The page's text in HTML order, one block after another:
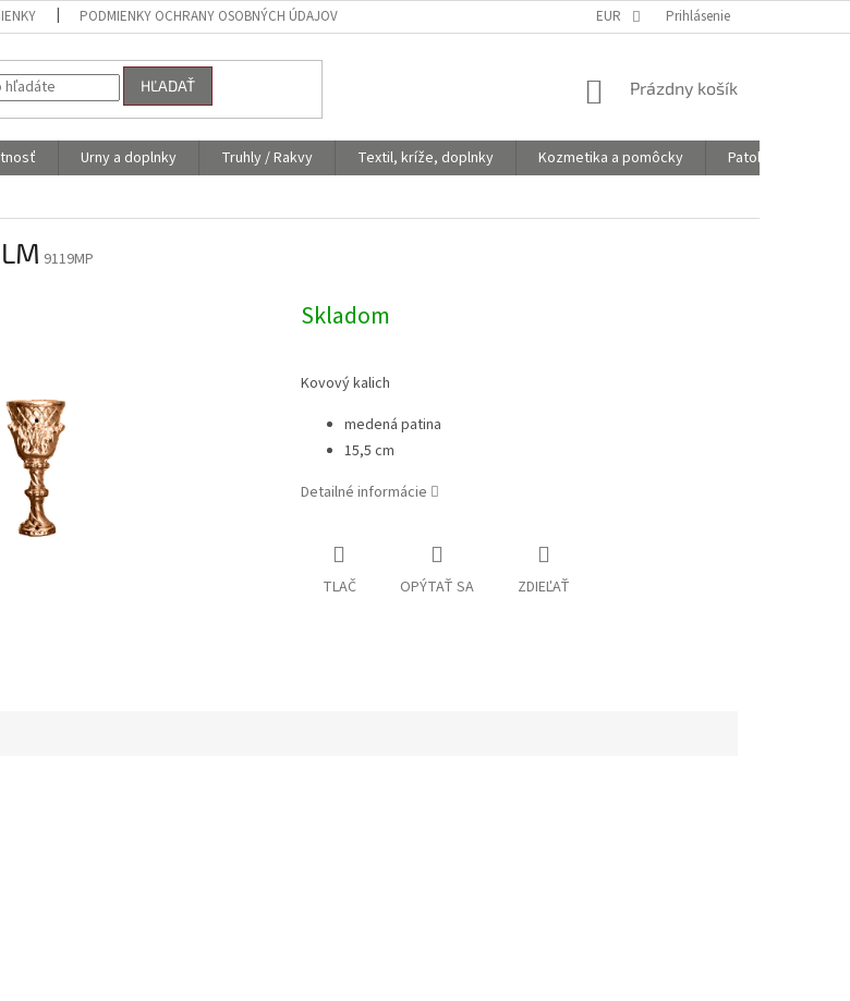
PODMIENKY OCHRANY OSOBNÝCH ÚDAJOV EUR Prihlásenie
HĽADAŤ
NÁKUPNÝ
Prázdny košík
Urny a doplnky Truhly / Rakvy Textil, kríže, doplnky Kozmetika a pomôcky
Patologické vaky
9119MP
Skladom
Kovový kalich
medená patina
15,5 cm
Detailné informácie
TLAČ OPÝTAŤ SA ZDIEĽAŤ